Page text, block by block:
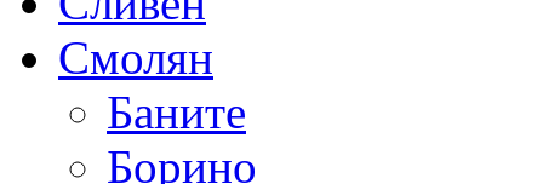
Смолян
Баните
Борино